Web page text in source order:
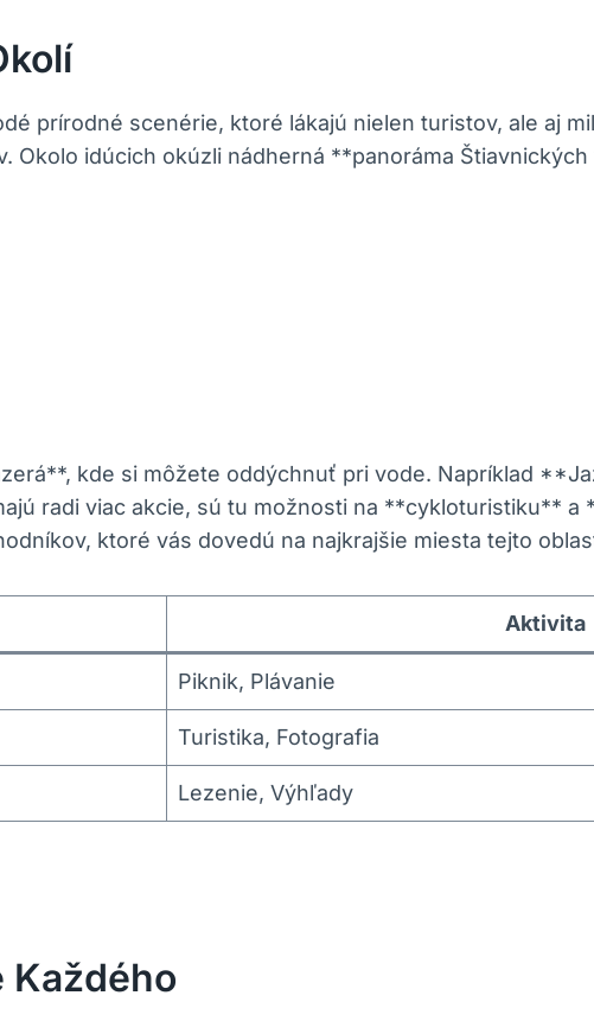
prírodné scenérie, ktoré lákajú nielen turistov, ale aj
Okolo idúcich okúzli nádherná **panoráma
kde si môžete oddýchnuť pri vode. Napríklad
radi viac akcie, sú tu možnosti na **cykloturistiku** a
ktoré vás dovedú na najkrajšie miesta tejto
Aktivita
Piknik, Plávanie
Turistika, Fotografia
Lezenie, Výhľady
Každého